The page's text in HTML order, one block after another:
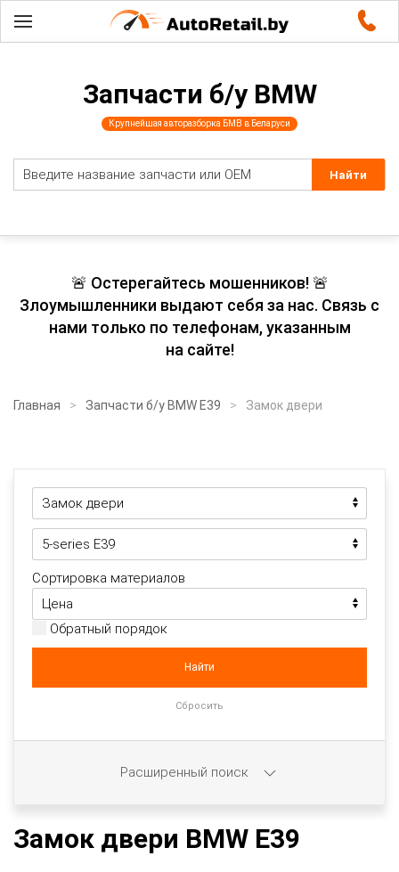
Запчасти б/у BMW
Крупнейшая авторазборка БМВ в Беларуси
🚨 Остерегайтесь мошенников! 🚨
Злоумышленники выдают себя за нас. Связь с
нами только по телефонам, указанным
на сайте!
Главная Запчасти б/у BMW E39 Замок двери
Замок двери BMW E39
Сортировка материалов
Обратный порядок
Расширенный поиск